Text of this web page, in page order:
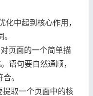
化中起到核心作用，
页面的一个简单描
语句要自然通顺，
。
提取一个页面中的核